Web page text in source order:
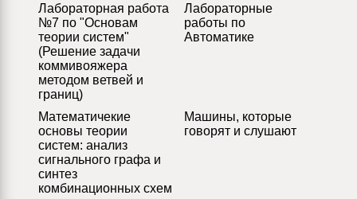
Лабораторная работа
№7 по "Основам
теории систем"
(Решение задачи
коммивояжера
методом ветвей и
границ)
Лабораторные
работы по
Автоматике
Математичекие
основы теории
систем: анализ
сигнального графа и
синтез
комбинационных схем
Машины, которые
говорят и слушают